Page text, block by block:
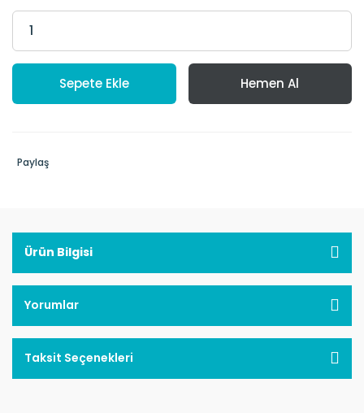
Sepete Ekle Hemen Al
Paylaş
Ürün Bilgisi
Yorumlar
Taksit Seçenekleri